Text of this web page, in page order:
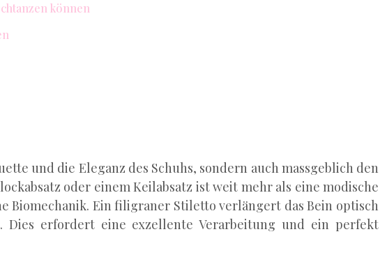
können
und die Eleganz des Schuhs, sondern auch massgeblich den
oder einem Keilabsatz ist weit mehr als eine modische
Biomechanik. Ein filigraner Stiletto verlängert das Bein optisch
Dies erfordert eine exzellente Verarbeitung und ein perfekt